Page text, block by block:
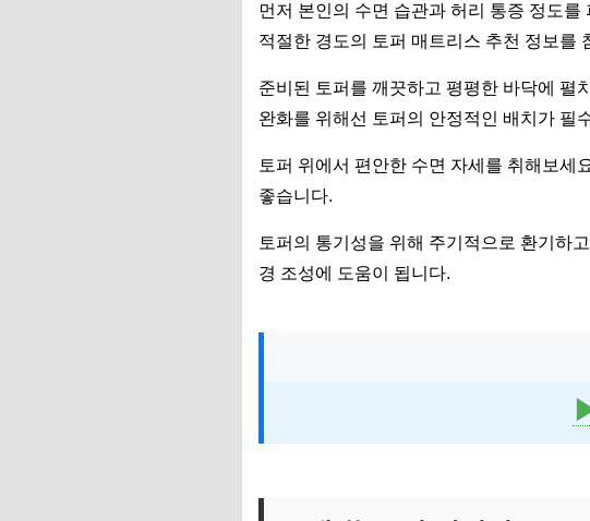
먼저 본인의 수면 습관과 허리 통증 정도
적절한 경도의 토퍼 매트리스 추천 정보를
준비된 토퍼를 깨끗하고 평평한 바닥에 펼
완화를 위해선 토퍼의 안정적인 배치가 필
토퍼 위에서 편안한 수면 자세를 취해보세
좋습니다.
토퍼의 통기성을 위해 주기적으로 환기하
경 조성에 도움이 됩니다.